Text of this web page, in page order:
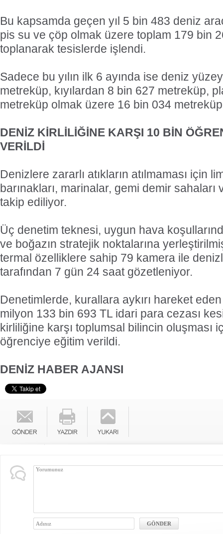
Bu kapsamda geçen yıl 5 bin 483 deniz
pis su ve çöp olmak üzere toplam 179 bin
toplanarak tesislerde işlendi.
Sadece bu yılın ilk 6 ayında ise deniz
metreküp, kıyılardan 8 bin 627 metreküp,
metreküp olmak üzere 16 bin 034 metreküp
DENİZ KİRLİLİĞİNE KARŞI 10 BİN
VERİLDİ
Denizlere zararlı atıkların atılmaması için
barınakları, marinalar, gemi demir
takip ediliyor.
Üç denetim teknesi, uygun hava
ve boğazın stratejik noktalarına
termal özelliklere sahip 79 kamera ile
tarafından 7 gün 24 saat gözetleniyor.
Denetimlerde, kurallara aykırı hareket
milyon 133 bin 693 TL idari para cezası
kirliliğine karşı toplumsal bilincin oluşması
öğrenciye eğitim verildi.
DENİZ HABER AJANSI